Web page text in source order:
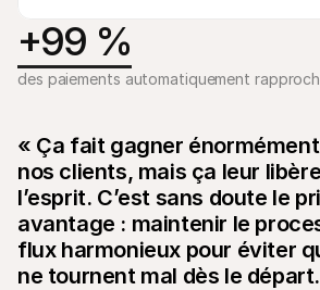
Pour les consommateurs
Découvrez pourquoi Mollie figure sur
Pour les clients Mollie
Découvrez comment nous pouvons
+99 %
des paiements automatiquement
« Ça fait gagner
nos clients, mais ça leur
l’esprit. C’est sans doute le
avantage : maintenir le
flux harmonieux pour éviter
ne tournent mal dès le